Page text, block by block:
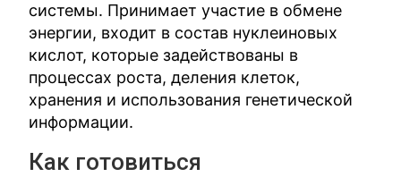
системы. Принимает участие в обмене
энергии, входит в состав нуклеиновых
кислот, которые задействованы в
процессах роста, деления клеток,
хранения и использования генетической
информации.
Как готовиться